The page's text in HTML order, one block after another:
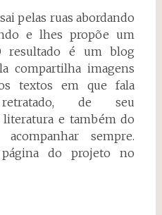
pelas ruas abordando
e lhes propõe um
resultado é um blog
compartilha imagens
textos em que fala
de seu
e também do
sempre.
do projeto no